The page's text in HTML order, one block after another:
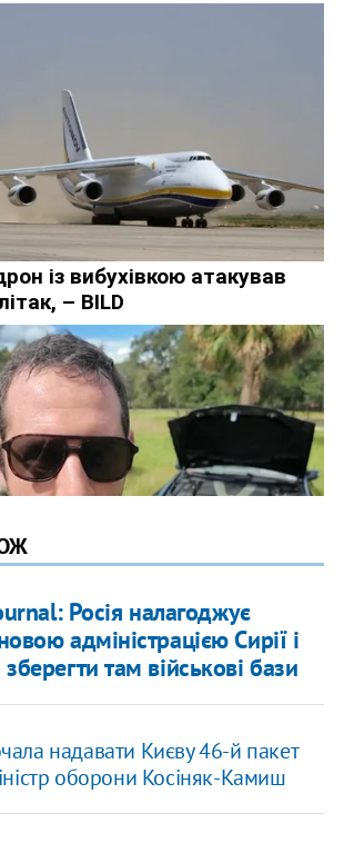
Росія налагоджує
адміністрацією Сирії і
там військові бази
надавати Києву 46-й пакет
оборони Косіняк-Камиш